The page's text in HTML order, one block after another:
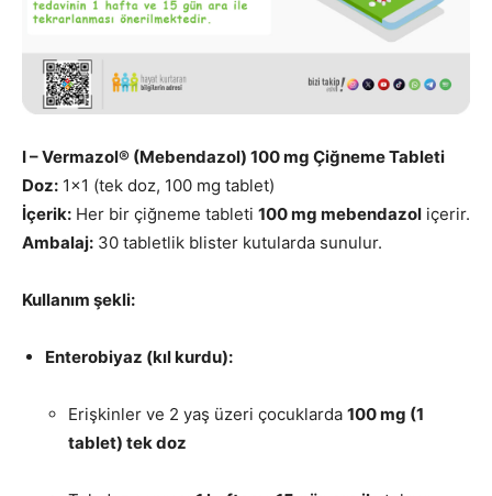
I – Vermazol® (Mebendazol) 100 mg Çiğneme Tableti
Doz: 1×1 (tek doz, 100 mg tablet)
İçerik: Her bir çiğneme tableti 100 mg mebendazol içerir.
Ambalaj: 30 tabletlik blister kutularda sunulur.
Kullanım şekli:
Enterobiyaz (kıl kurdu):
Erişkinler ve 2 yaş üzeri çocuklarda 100 mg (1
tablet) tek doz